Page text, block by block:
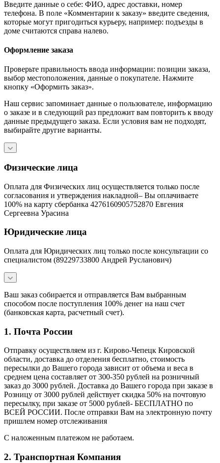
Введите данные о себе: ФИО, адрес доставки, номер
телефона. В поле «Комментарии к заказу» введите сведения,
которые могут пригодиться курьеру, например: подъезды в
доме считаются справа налево.
Оформление заказа
Проверьте правильность ввода информации: позиции заказа,
выбор местоположения, данные о покупателе. Нажмите
кнопку «Оформить заказ».
Наш сервис запоминает данные о пользователе, информацию
о заказе и в следующий раз предложит вам повторить к вводу
данные предыдущего заказа. Если условия вам не подходят,
выбирайте другие варианты.
Физические лица
Оплата для Физических лиц осуществляется только после
согласования и утверждения накладной– Вы оплачиваете
100% на карту сбербанка 4276160905752870 Евгения
Сергеевна Урасина
Юридические лица
Оплата для Юридических лиц только после консультации со
специалистом (89229733800 Андрей Русланович)
Ваш заказ собирается и отправляется Вам выбранным
способом после поступления 100% денег на наш счет
(банковская карта, расчетный счет).
1. Почта России
Отправку осуществляем из г. Кирово-Чепецк Кировской
области, доставка до отделения бесплатно, стоимость
пересылки до Вашего города зависит от объема и веса в
среднем цена составляет от 300-350 рублей на розничный
заказ до 3000 рублей. Доставка до Вашего города при заказе в
Розницу от 3000 рублей действует скидка 50% на почтовую
пересылку, при заказе от 5000 рублей- БЕСПЛАТНО по
ВСЕЙ РОССИИ. После отправки Вам на электронную почту
пришлем номер отслеживания
С наложенным платежом не работаем.
2. Транспортная Компания